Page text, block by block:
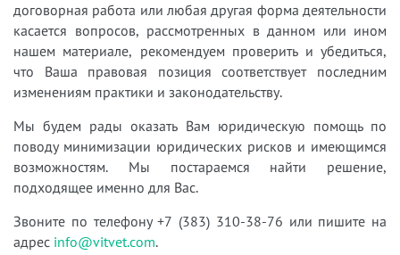
договорная работа или любая другая форма деятельности
касается вопросов, рассмотренных в данном или ином
нашем материале, рекомендуем проверить и убедиться,
что Ваша правовая позиция соответствует последним
изменениям практики и законодательству.
Мы будем рады оказать Вам юридическую помощь по
поводу минимизации юридических рисков и имеющимся
возможностям. Мы постараемся найти решение,
подходящее именно для Вас.
Звоните по телефону +7 (383) 310-38-76 или пишите на
адрес info@vitvet.com.